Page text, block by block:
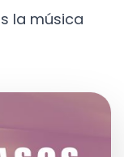
la música